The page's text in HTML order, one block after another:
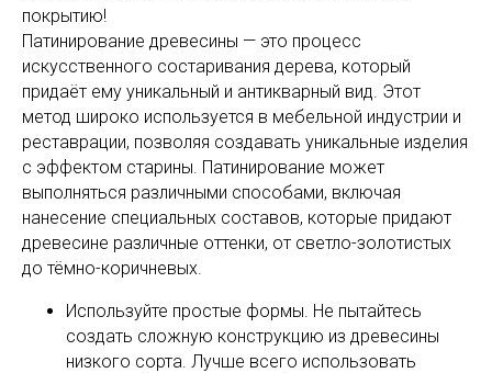
покрытию!
Патинирование древесины — это процесс
искусственного состаривания дерева, который
придаёт ему уникальный и антикварный вид. Этот
метод широко используется в мебельной индустрии и
реставрации, позволяя создавать уникальные изделия
с эффектом старины. Патинирование может
выполняться различными способами, включая
нанесение специальных составов, которые придают
древесине различные оттенки, от светло-золотистых
до тёмно-коричневых.
Используйте простые формы. Не пытайтесь
создать сложную конструкцию из древесины
низкого сорта. Лучше всего использовать